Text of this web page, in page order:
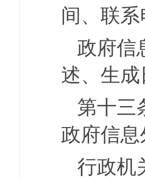
间、联
政府信
述、生
第十三
政府信
行政机